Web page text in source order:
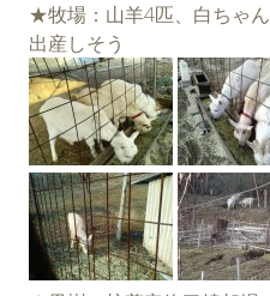
★牧場：山羊4匹、白ちゃ
出産しそう